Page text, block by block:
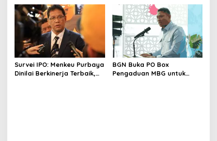
Pendaftarannya
Survei IPO: Menkeu Purbaya
Dinilai Berkinerja Terbaik,
BGN Buka PO Box
Pengaduan MBG untuk